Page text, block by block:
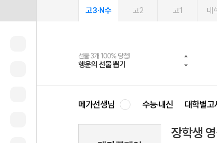
고3·N수 고2 고1 대
선물 3개 100% 당첨!
행운의 선물 뽑기
선물 100% 증정!
메가스터디 X 올리브
여름방학 스터디 캐시백
메가런 썸머스쿨
2027 러셀 단과
강사 공개선발
스마트러닝앱
설문 EVENT
메가패스
3일 무료 체험권
메가패스 수강생 무료혜택!
메가클럽 멤버십
사회공헌 캠페인
희망이룸 메가나눔
메가선생님 수능·내신 대학별고
장학생